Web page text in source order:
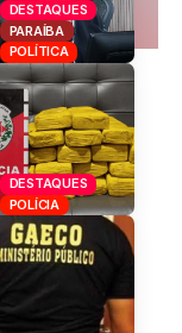
DESTAQUES
PARAÍBA
POLÍTICA
DESTAQUES
POLÍCIA